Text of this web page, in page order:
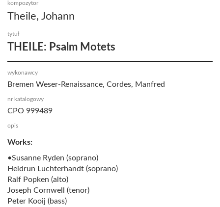
kompozytor
Theile, Johann
tytuł
THEILE: Psalm Motets
wykonawcy
Bremen Weser-Renaissance, Cordes, Manfred
nr katalogowy
CPO 999489
opis
Works:
•Susanne Ryden (soprano)
Heidrun Luchterhandt (soprano)
Ralf Popken (alto)
Joseph Cornwell (tenor)
Peter Kooij (bass)